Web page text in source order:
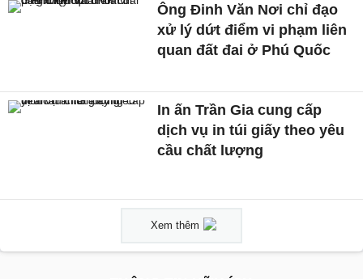
Ông Đinh Văn Nơi chỉ đạo
xử lý dứt điểm vi phạm liên
quan đất đai ở Phú Quốc
In ấn Trần Gia cung cấp
dịch vụ in túi giấy theo yêu
cầu chất lượng
Xem thêm